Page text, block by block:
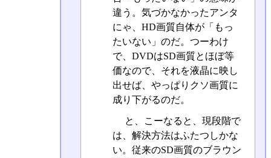
違う。気づかなかったアンタ
にゃ、HD画質自体が「もっ
たいない」のだ。つーわけ
で、DVDはSD画質とほぼ等
価なので、それを液晶に映し
出せば、やっぱりクソ画質に
成り下がるのだ。
と、こーなると、現段階で
は、解決方法はふたつしかな
い。従来のSD画質のブラウン